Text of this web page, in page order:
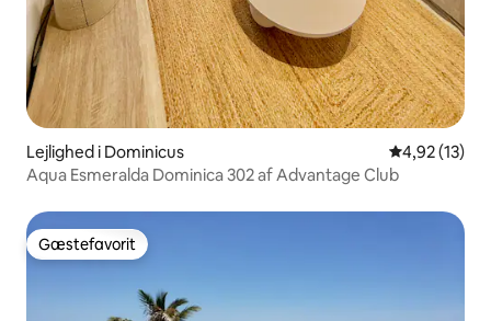
Lejlighed i Dominicus 4,92 ud af 5
4,92 (13)
Aqua Esmeralda Dominica 302 af Advantage Club
Gæstefavorit
Gæstefavorit